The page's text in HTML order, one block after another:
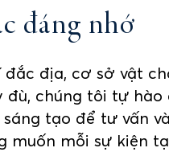
đáng nhớ
địa, cơ sở vật
chúng tôi tự hào
tạo để tư vấn
muốn mỗi sự kiện